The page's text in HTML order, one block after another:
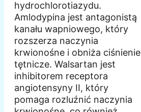
hydrochlorotiazydu.
Amlodypina jest antagonistą
kanału wapniowego, który
rozszerza naczynia
krwionośne i obniża ciśnienie
tętnicze. Walsartan jest
inhibitorem receptora
angiotensyny II, który
pomaga rozluźnić naczynia